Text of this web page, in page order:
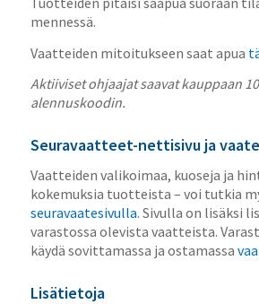
mennessä.
Vaatteiden mitoitukseen saat apua
Aktiiviset ohjaajat saavat kauppaan
alennuskoodin.
Seuravaatteet-nettisivu ja
Vaatteiden valikoimaa, kuoseja ja
kokemuksia tuotteista – voi tutkia
seuravaatesivulla. Sivulla on lisäksi
varastossa olevista vaatteista.
käydä sovittamassa ja ostamassa
Lisätietoja